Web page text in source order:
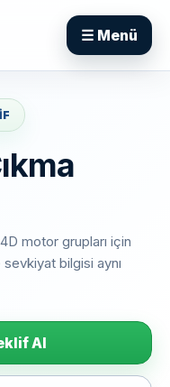
☰ Menü
motor grupları için
bilgisi aynı
Al